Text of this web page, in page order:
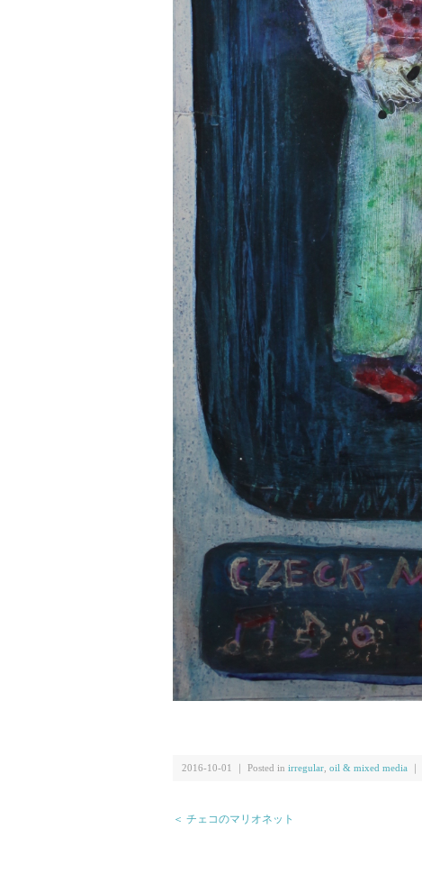
2016-10-01 ｜ Posted in irregular oil & mixed media
＜ チェコのマリオネット